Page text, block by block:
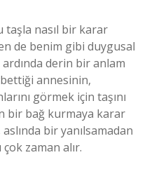
taşla nasıl bir karar
de benim gibi duygusal
derin bir anlam
annesinin,
görmek için taşını
bir bağ kurmaya karar
bir yanılsamadan
zaman alır.